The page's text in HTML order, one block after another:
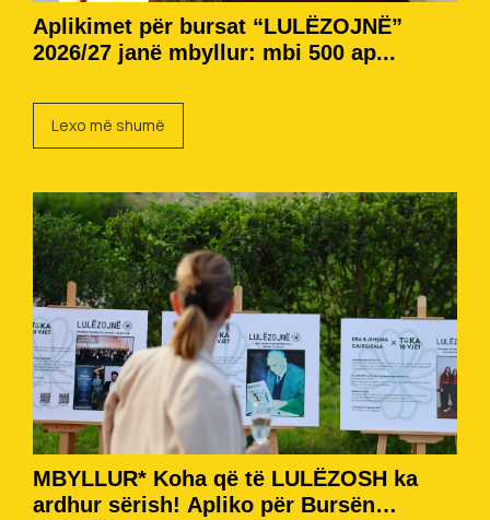
Aplikimet për bursat “LULËZOJNË”
2026/27 janë mbyllur: mbi 500 ap...
Lexo më shumë
MBYLLUR* Koha që të LULËZOSH ka
ardhur sërish! Apliko për Bursën